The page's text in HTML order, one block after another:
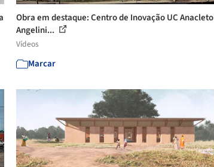
Obra em destaque: Centro de Inovação UC Anacleto
Angelini...
Vídeos
Marcar